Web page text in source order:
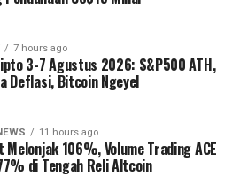
7 hours ago
3-7 Agustus 2026: S&P500 ATH,
Deflasi, Bitcoin Ngeyel
11 hours ago
Melonjak 106%, Volume Trading ACE
di Tengah Reli Altcoin